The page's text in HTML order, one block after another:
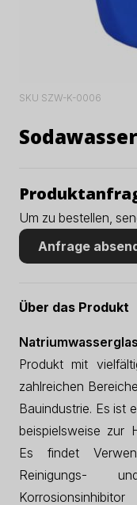
SKU SZW-K-0006
Um zu bestellen,
Anfrage
Über das Produkt
Produkt mit
zahlreichen
Bauindustrie. Es ist
beispielsweise zur
Es findet
Reinigungs-